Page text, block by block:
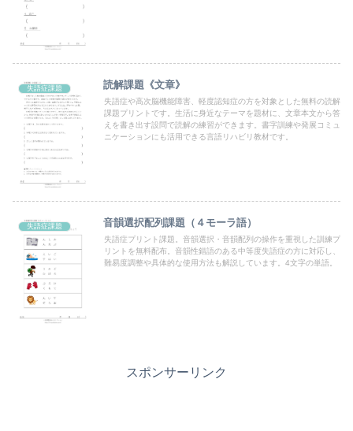
失語症課題 読解課題《文章》
失語症や高次脳機能障害、軽度認知症の方を対象とした無料の読解
課題プリントです。生活に身近なテーマを題材に、文章本文から答
えを書き出す設問で読解の練習ができます。書字訓練や発展コミュ
ニケーションにも活用できる言語リハビリ教材です。
失語症課題 音韻選択配列課題（４モーラ語）
失語症プリント課題。音韻選択・音韻配列の操作を重視した訓練プ
リントを無料配布。音韻性錯語のある中等度失語症の方に対応し、
難易度調整や具体的な使用方法も解説しています。4文字の単語。
スポンサーリンク